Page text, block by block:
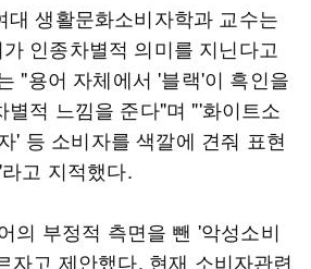
대 생활문화소비자학과 교수는
인종차별적 의미를 지닌다고
"용어 자체에서 '블랙'이 흑인을
별적 느낌을 준다"며 "'화이트소
' 등 소비자를 색깔에 견줘 표현
고 지적했다.
의 부정적 측면을 뺀 '악성소비
자고 제안했다. 현재 소비자관련